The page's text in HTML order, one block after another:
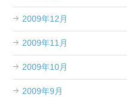
2009年12月
2009年11月
2009年10月
2009年9月